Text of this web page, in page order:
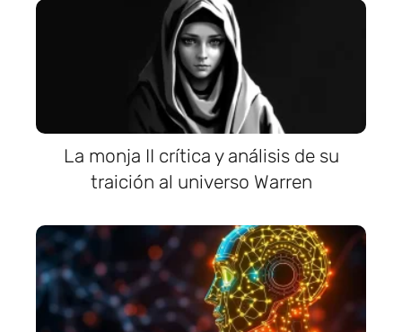
La monja II crítica y análisis de su
traición al universo Warren